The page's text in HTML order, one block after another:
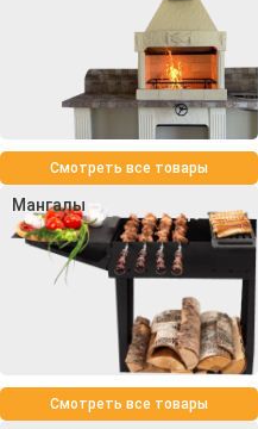
Смотреть все товары
Мангалы
Смотреть все товары